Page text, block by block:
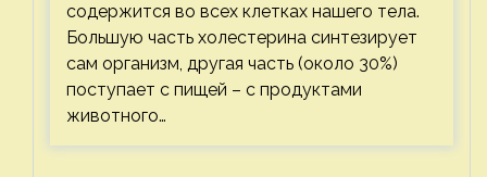
содержится во всех клетках нашего тела.
Большую часть холестерина синтезирует
сам организм, другая часть (около 30%)
поступает с пищей – с продуктами
животного…